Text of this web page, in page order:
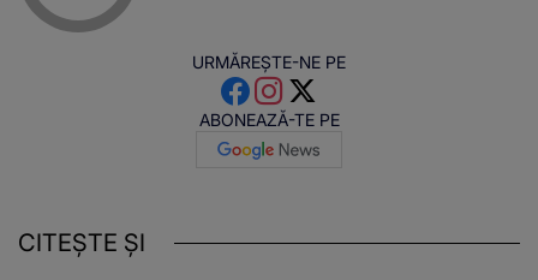
URMĂREȘTE-NE PE
ABONEAZĂ-TE PE
CITEȘTE ȘI